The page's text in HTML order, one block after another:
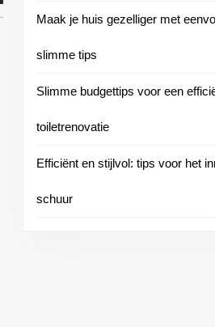
Maak je huis gezelliger met
slimme tips
Slimme budgettips voor een
toiletrenovatie
Efficiënt en stijlvol: tips voor het
schuur